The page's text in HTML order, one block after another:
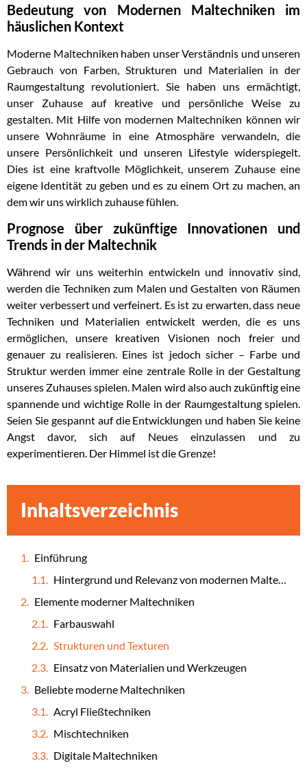
Bedeutung von Modernen Maltechniken im
häuslichen Kontext
Moderne Maltechniken haben unser Verständnis und unseren
Gebrauch von Farben, Strukturen und Materialien in der
Raumgestaltung revolutioniert. Sie haben uns ermächtigt,
unser Zuhause auf kreative und persönliche Weise zu
gestalten. Mit Hilfe von modernen Maltechniken können wir
unsere Wohnräume in eine Atmosphäre verwandeln, die
unsere Persönlichkeit und unseren Lifestyle widerspiegelt.
Dies ist eine kraftvolle Möglichkeit, unserem Zuhause eine
eigene Identität zu geben und es zu einem Ort zu machen, an
dem wir uns wirklich zuhause fühlen.
Prognose über zukünftige Innovationen und
Trends in der Maltechnik
Während wir uns weiterhin entwickeln und innovativ sind,
werden die Techniken zum Malen und Gestalten von Räumen
weiter verbessert und verfeinert. Es ist zu erwarten, dass neue
Techniken und Materialien entwickelt werden, die es uns
ermöglichen, unsere kreativen Visionen noch freier und
genauer zu realisieren. Eines ist jedoch sicher – Farbe und
Struktur werden immer eine zentrale Rolle in der Gestaltung
unseres Zuhauses spielen. Malen wird also auch zukünftig eine
spannende und wichtige Rolle in der Raumgestaltung spielen.
Seien Sie gespannt auf die Entwicklungen und haben Sie keine
Angst davor, sich auf Neues einzulassen und zu
experimentieren. Der Himmel ist die Grenze!
Inhaltsverzeichnis
Einführung
Hintergrund und Relevanz von modernen Maltechniken
Elemente moderner Maltechniken
Farbauswahl
Strukturen und Texturen
Einsatz von Materialien und Werkzeugen
Beliebte moderne Maltechniken
Acryl Fließtechniken
Mischtechniken
Digitale Maltechniken